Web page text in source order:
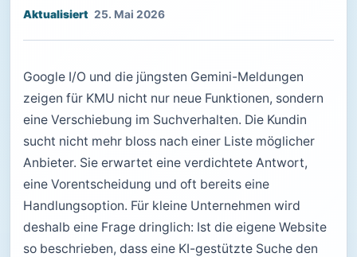
25. Mai 2026
Google I/O und die jüngsten Gemini-Meldungen
zeigen für KMU nicht nur neue Funktionen, sondern
eine Verschiebung im Suchverhalten. Die Kundin
sucht nicht mehr bloss nach einer Liste möglicher
Anbieter. Sie erwartet eine verdichtete Antwort,
eine Vorentscheidung und oft bereits eine
Handlungsoption. Für kleine Unternehmen wird
deshalb eine Frage dringlich: Ist die eigene Website
so beschrieben, dass eine KI-gestützte Suche den